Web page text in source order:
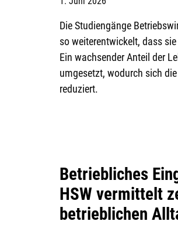
Die Studiengänge
so weiterentwickelt, dass
Ein wachsender Anteil der
umgesetzt, wodurch sich
reduziert.
Betriebliches
HSW vermittelt
betrieblichen